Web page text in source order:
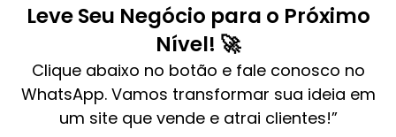
Leve Seu Negócio para o Próximo
Nível! 🚀
Clique abaixo no botão e fale conosco no
WhatsApp. Vamos transformar sua ideia em
um site que vende e atrai clientes!”